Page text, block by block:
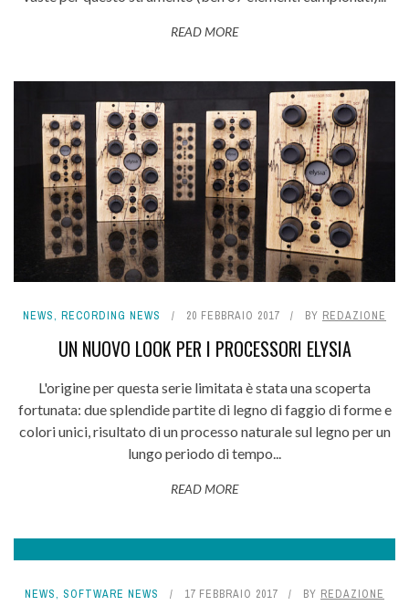
READ MORE
NEWS, RECORDING NEWS 20 FEBBRAIO 2017 BY REDAZIONE
UN NUOVO LOOK PER I PROCESSORI ELYSIA
L'origine per questa serie limitata è stata una scoperta
fortunata: due splendide partite di legno di faggio di forme e
colori unici, risultato di un processo naturale sul legno per un
lungo periodo di tempo...
READ MORE
NEWS, SOFTWARE NEWS 17 FEBBRAIO 2017 BY REDAZIONE